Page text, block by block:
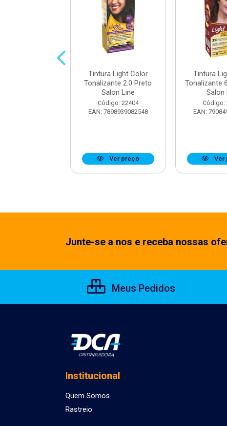
Tintura Light Color
Tonalizante 2.0 Preto
Salon Line
Código: 22404
EAN: 7898939082548
Ver preço
Tintura
Tonalizante
Salon
Código:
EAN:
Ver
Junte-se a nos e receba nossas
Meus Pedidos
Institucional
Quem Somos
Rastreio